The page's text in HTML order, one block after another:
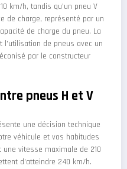
km/h, tandis qu’un pneu V
de charge, représenté par un
de charge du pneu. La
de pneus avec un
par le constructeur
pneus H et V
une décision technique
véhicule et vos habitudes
vitesse maximale de 210
d’atteindre 240 km/h.